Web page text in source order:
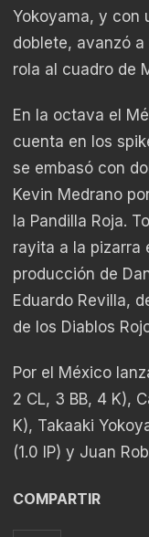
Yokoyama, y con
doblete, avanzó
rola al cuadro de
En la octava el
cuenta en los
se embasó con
Kevin Medrano
la Pandilla Roja.
rayita a la pizarra
producción de
Eduardo Revilla,
de los Diablos
Por el México
2 CL, 3 BB, 4 K),
K), Takaaki
(1.0 IP) y Juan
COMPARTIR